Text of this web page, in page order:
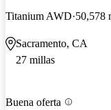
Titanium AWD 50,578
Sacramento, CA
27 millas
Buena oferta